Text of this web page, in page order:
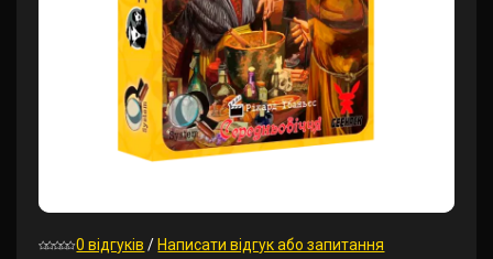
0 відгуків / Написати відгук або запитання